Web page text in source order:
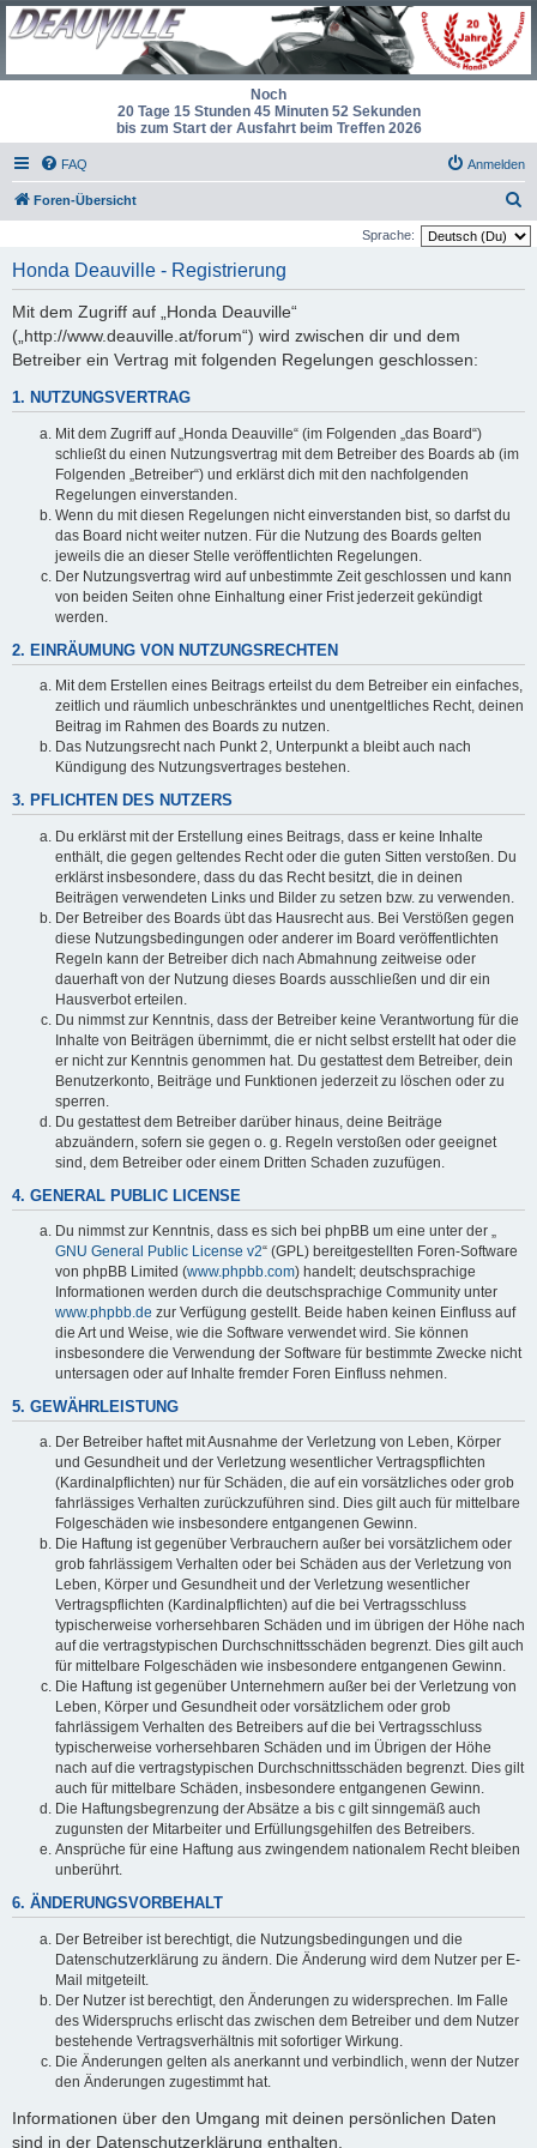
Noch
20 Tage 15 Stunden 45 Minuten 52 Sekunden
bis zum Start der Ausfahrt beim Treffen 2026
FAQ Anmelden
Foren-Übersicht
u
Sprache:
Honda Deauville - Registrierung
Mit dem Zugriff auf „Honda Deauville“
(„http://www.deauville.at/forum“) wird zwischen dir und dem
Betreiber ein Vertrag mit folgenden Regelungen geschlossen:
1. NUTZUNGSVERTRAG
Mit dem Zugriff auf „Honda Deauville“ (im Folgenden „das Board“)
schließt du einen Nutzungsvertrag mit dem Betreiber des Boards ab (im
Folgenden „Betreiber“) und erklärst dich mit den nachfolgenden
Regelungen einverstanden.
Wenn du mit diesen Regelungen nicht einverstanden bist, so darfst du
das Board nicht weiter nutzen. Für die Nutzung des Boards gelten
jeweils die an dieser Stelle veröffentlichten Regelungen.
Der Nutzungsvertrag wird auf unbestimmte Zeit geschlossen und kann
von beiden Seiten ohne Einhaltung einer Frist jederzeit gekündigt
werden.
2. EINRÄUMUNG VON NUTZUNGSRECHTEN
Mit dem Erstellen eines Beitrags erteilst du dem Betreiber ein einfaches,
zeitlich und räumlich unbeschränktes und unentgeltliches Recht, deinen
Beitrag im Rahmen des Boards zu nutzen.
Das Nutzungsrecht nach Punkt 2, Unterpunkt a bleibt auch nach
Kündigung des Nutzungsvertrages bestehen.
3. PFLICHTEN DES NUTZERS
Du erklärst mit der Erstellung eines Beitrags, dass er keine Inhalte
enthält, die gegen geltendes Recht oder die guten Sitten verstoßen. Du
erklärst insbesondere, dass du das Recht besitzt, die in deinen
Beiträgen verwendeten Links und Bilder zu setzen bzw. zu verwenden.
Der Betreiber des Boards übt das Hausrecht aus. Bei Verstößen gegen
diese Nutzungsbedingungen oder anderer im Board veröffentlichten
Regeln kann der Betreiber dich nach Abmahnung zeitweise oder
dauerhaft von der Nutzung dieses Boards ausschließen und dir ein
Hausverbot erteilen.
Du nimmst zur Kenntnis, dass der Betreiber keine Verantwortung für die
Inhalte von Beiträgen übernimmt, die er nicht selbst erstellt hat oder die
er nicht zur Kenntnis genommen hat. Du gestattest dem Betreiber, dein
Benutzerkonto, Beiträge und Funktionen jederzeit zu löschen oder zu
sperren.
Du gestattest dem Betreiber darüber hinaus, deine Beiträge
abzuändern, sofern sie gegen o. g. Regeln verstoßen oder geeignet
sind, dem Betreiber oder einem Dritten Schaden zuzufügen.
4. GENERAL PUBLIC LICENSE
Du nimmst zur Kenntnis, dass es sich bei phpBB um eine unter der „
GNU General Public License v2“ (GPL) bereitgestellten Foren-Software
von phpBB Limited (www.phpbb.com) handelt; deutschsprachige
Informationen werden durch die deutschsprachige Community unter
www.phpbb.de zur Verfügung gestellt. Beide haben keinen Einfluss auf
die Art und Weise, wie die Software verwendet wird. Sie können
insbesondere die Verwendung der Software für bestimmte Zwecke nicht
untersagen oder auf Inhalte fremder Foren Einfluss nehmen.
5. GEWÄHRLEISTUNG
Der Betreiber haftet mit Ausnahme der Verletzung von Leben, Körper
und Gesundheit und der Verletzung wesentlicher Vertragspflichten
(Kardinalpflichten) nur für Schäden, die auf ein vorsätzliches oder grob
fahrlässiges Verhalten zurückzuführen sind. Dies gilt auch für mittelbare
Folgeschäden wie insbesondere entgangenen Gewinn.
Die Haftung ist gegenüber Verbrauchern außer bei vorsätzlichem oder
grob fahrlässigem Verhalten oder bei Schäden aus der Verletzung von
Leben, Körper und Gesundheit und der Verletzung wesentlicher
Vertragspflichten (Kardinalpflichten) auf die bei Vertragsschluss
typischerweise vorhersehbaren Schäden und im übrigen der Höhe nach
auf die vertragstypischen Durchschnittsschäden begrenzt. Dies gilt auch
für mittelbare Folgeschäden wie insbesondere entgangenen Gewinn.
Die Haftung ist gegenüber Unternehmern außer bei der Verletzung von
Leben, Körper und Gesundheit oder vorsätzlichem oder grob
fahrlässigem Verhalten des Betreibers auf die bei Vertragsschluss
typischerweise vorhersehbaren Schäden und im Übrigen der Höhe
nach auf die vertragstypischen Durchschnittsschäden begrenzt. Dies gilt
auch für mittelbare Schäden, insbesondere entgangenen Gewinn.
Die Haftungsbegrenzung der Absätze a bis c gilt sinngemäß auch
zugunsten der Mitarbeiter und Erfüllungsgehilfen des Betreibers.
Ansprüche für eine Haftung aus zwingendem nationalem Recht bleiben
unberührt.
6. ÄNDERUNGSVORBEHALT
Der Betreiber ist berechtigt, die Nutzungsbedingungen und die
Datenschutzerklärung zu ändern. Die Änderung wird dem Nutzer per E-
Mail mitgeteilt.
Der Nutzer ist berechtigt, den Änderungen zu widersprechen. Im Falle
des Widerspruchs erlischt das zwischen dem Betreiber und dem Nutzer
bestehende Vertragsverhältnis mit sofortiger Wirkung.
Die Änderungen gelten als anerkannt und verbindlich, wenn der Nutzer
den Änderungen zugestimmt hat.
Informationen über den Umgang mit deinen persönlichen Daten
sind in der Datenschutzerklärung enthalten.